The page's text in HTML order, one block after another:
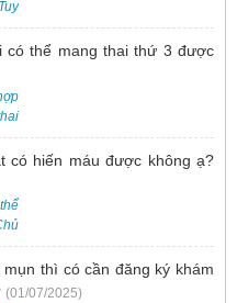
về
có thể mang thai thứ 3 được
có hiến máu được không ạ?
thì có cần đăng ký khám
(01/07/2025)